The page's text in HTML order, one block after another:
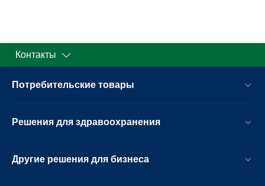
Контакты
Потребительские товары
Решения для здравоохранения
Другие решения для бизнеса